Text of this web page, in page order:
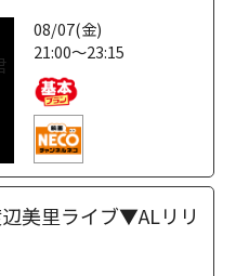
08/07(金)
21:00～23:15
辺美里ライブ▼ALリリ